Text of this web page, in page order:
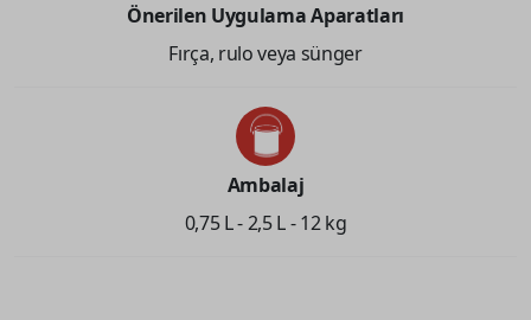
Önerilen Uygulama Aparatları
Fırça, rulo veya sünger
Ambalaj
0,75 L - 2,5 L - 12 kg